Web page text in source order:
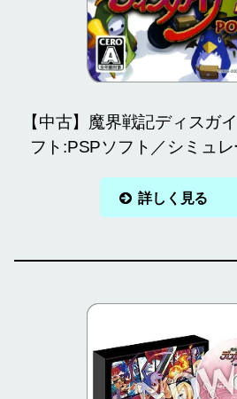
【中古】魔界戦記ディスガ
フト:PSPソフト／シミュ
詳しく見る